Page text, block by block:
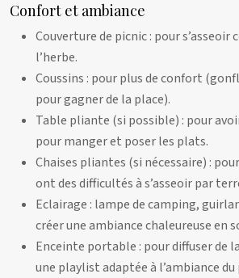
Confort et ambiance
Couverture de picnic : pour
l’herbe.
Coussins : pour plus de confort
pour gagner de la place).
Table pliante (si possible) : pour
pour manger et poser les plats.
Chaises pliantes (si nécessaire) :
ont des difficultés à s’asseoir par
Eclairage : lampe de camping,
créer une ambiance chaleureuse en
Enceinte portable : pour diffuser de
une playlist adaptée à l’ambiance du